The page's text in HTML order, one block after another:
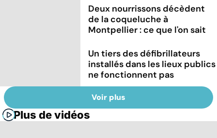
Deux nourrissons décèdent
de la coqueluche à
Montpellier : ce que l'on sait
Un tiers des défibrillateurs
installés dans les lieux publics
ne fonctionnent pas
Voir plus
Plus de vidéos